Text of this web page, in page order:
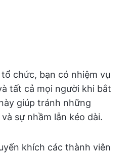
chức, bạn có nhiệm vụ
tất cả mọi người khi bắt
giúp tránh những
sự nhầm lẫn kéo dài.
khích các thành viên